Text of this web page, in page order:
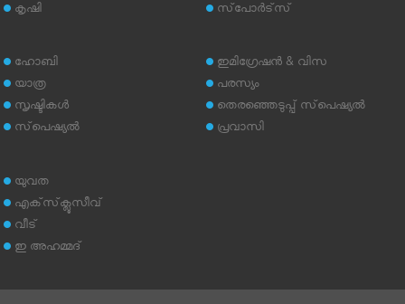
കൃഷി
സ്‌പോര്‍ട്‌സ്
ഹോബി
യാത്ര
സൃഷ്ടികള്‍
സ്‌പെഷ്യല്‍
ഇമിഗ്രേഷന്‍ & വിസ
പരസ്യം
തെരഞ്ഞെടുപ്പ് സ്‌പെഷ്യല്‍
പ്രവാസി
യുവത
എക്‌സ്‌ക്ലൂസീവ്
വീട്
ഇ അഹമ്മദ്‌